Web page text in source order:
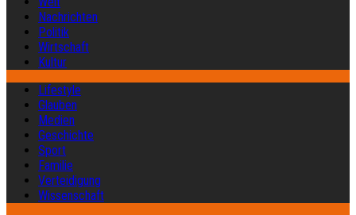
Nachrichten
Politik
Wirtschaft
Kultur
Lifestyle
Glauben
Medien
Geschichte
Sport
Familie
Verteidigung
Wissenschaft